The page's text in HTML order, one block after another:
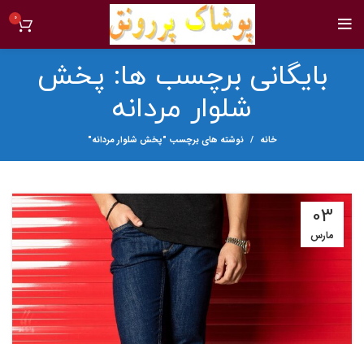
0
بایگانی برچسب ها: پخش
شلوار مردانه
خانه نوشته های برچسب "پخش شلوار مردانه"
03
مارس